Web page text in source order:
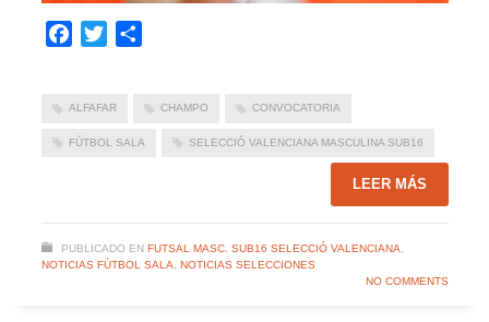
Facebook
Twitter
ALFAFAR CHAMPO CONVOCATORIA
FÚTBOL SALA SELECCIÓ VALENCIANA MASCULINA SUB16
LEER MÁS
PUBLICADO EN FUTSAL MASC. SUB16 SELECCIÓ VALENCIANA,
NOTICIAS FÚTBOL SALA, NOTICIAS SELECCIONES
NO COMMENTS